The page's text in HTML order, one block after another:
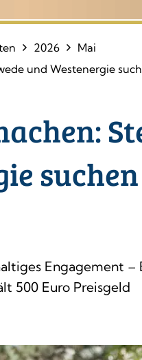
2026
Mai
und Westenergie
Engagement
500 Euro Preisgeld